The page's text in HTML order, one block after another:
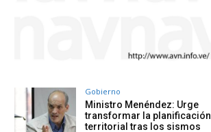
Gobierno
Ministro Menéndez: Urge
transformar la planificación
territorial tras los sismos